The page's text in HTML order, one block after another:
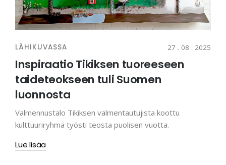
LÄHIKUVASSA 27 . 08 . 2025
Inspiraatio Tikiksen tuoreeseen
taideteokseen tuli Suomen
luonnosta
Valmennustalo Tikiksen valmentautujista koottu
kulttuuriryhmä työsti teosta puolisen vuotta.
Lue lisää